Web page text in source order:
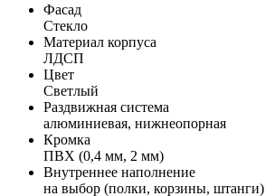
Фасад
Стекло
Материал корпуса
ЛДСП
Цвет
Светлый
Раздвижная система
алюминиевая, нижнеопорная
Кромка
ПВХ (0,4 мм, 2 мм)
Внутреннее наполнение
на выбор (полки, корзины, штанги)